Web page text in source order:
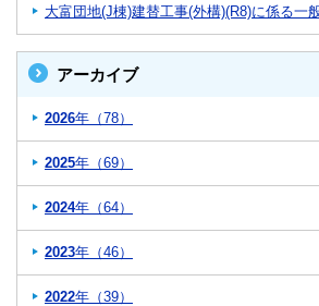
大富団地(J棟)建替工事(外構)(R8)に係る一
アーカイブ
2026年（78）
2025年（69）
2024年（64）
2023年（46）
2022年（39）